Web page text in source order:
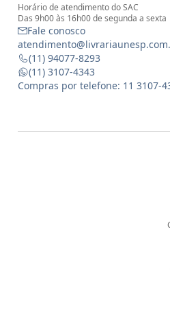
Horário de atendimento do SAC
Das 9h00 às 16h00 de segunda a sexta
Fale conosco
(11) 94077-8293
(11) 3107-4343
Compras por telefone: 11 3107-